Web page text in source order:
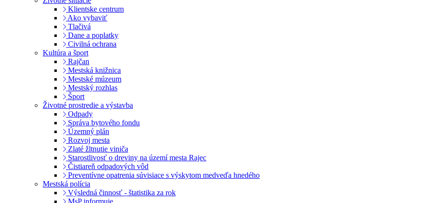
Klientske centrum
Ako vybaviť
Tlačivá
Dane a poplatky
Civilná ochrana
Kultúra a šport
Rajčan
Mestská knižnica
Mestské múzeum
Mestský rozhlas
Šport
Životné prostredie a výstavba
Odpady
Správa bytového fondu
Územný plán
Rozvoj mesta
Zlaté žltnutie viniča
Starostlivosť o dreviny na území mesta Rajec
Čistiareň odpadových vôd
Preventívne opatrenia súvisiace s výskytom medveďa hnedého
Mestská polícia
Výsledná činnosť - štatistika za rok
MsP informuje